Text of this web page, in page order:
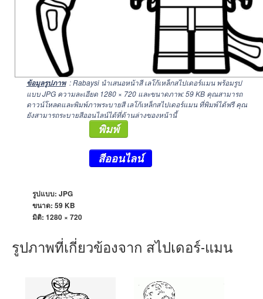
ข้อมูลรูปภาพ : Rabaysi นำเสนอหน้าสี เลโก้เหล็กสไปเดอร์แมน พร้อมรูป
แบบ JPG ความละเอียด 1280 × 720 และขนาดภาพ: 59 KB คุณสามารถ
ดาวน์โหลดและพิมพ์ภาพระบายสี เลโก้เหล็กสไปเดอร์แมน ที่พิมพ์ได้ฟรี คุณ
ยังสามารถระบายสีออนไลน์ได้ที่ด้านล่างของหน้านี้
พิมพ์
สีออนไลน์
รูปแบบ: JPG
ขนาด: 59 KB
มิติ: 1280 × 720
รูปภาพที่เกี่ยวข้องจาก สไปเดอร์-แมน